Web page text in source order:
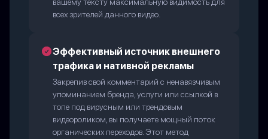
всех зрителей данного видео.
Эффективный источник внешнего
трафика и нативной рекламы
Закрепив свой комментарий с ненавязчивым
упоминанием бренда, услуги или ссылкой в
топе под вирусным или трендовым
видеороликом, вы получаете мощный поток
органических переходов. Этот метод